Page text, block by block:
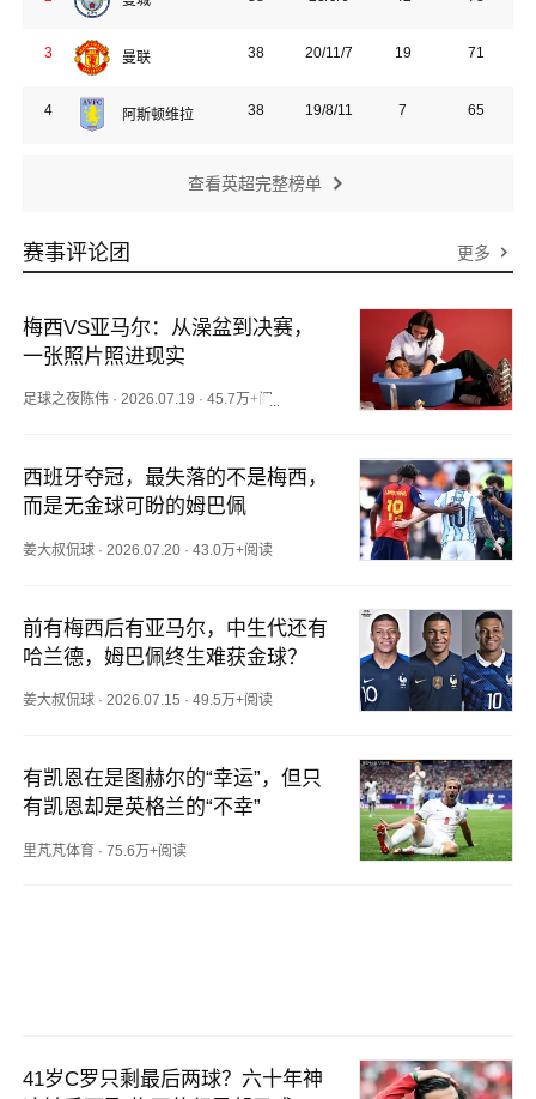
3 曼联 38 20/11/7 19 71
4 阿斯顿维拉 38 19/8/11 7 65
查看英超完整榜单
赛事评论团 更多
梅西VS亚马尔：从澡盆到决赛，
一张照片照进现实
足球之夜陈伟 ·2026.07.19 ·45.7万+阅读
西班牙夺冠，最失落的不是梅西，
而是无金球可盼的姆巴佩
姜大叔侃球 · 2026.07.20 ·43.0万+阅读
前有梅西后有亚马尔，中生代还有
哈兰德，姆巴佩终生难获金球？
姜大叔侃球 ·2026.07.15 ·49.5万+阅读
有凯恩在是图赫尔的“幸运”，但只
有凯恩却是英格兰的“不幸”
里芃芃体育 ·75.6万+阅读
41岁C罗只剩最后两球？六十年神